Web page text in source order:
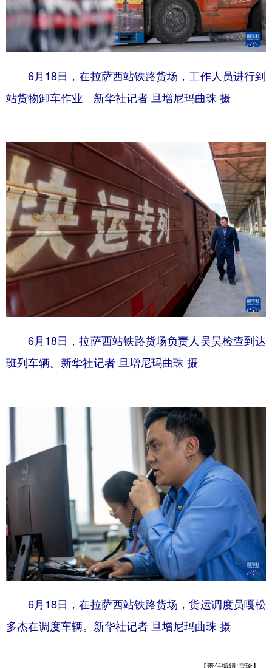
6月18日，在拉萨西站铁路货场，工作人员进行到
站货物卸车作业。新华社记者 旦增尼玛曲珠 摄
6月18日，拉萨西站铁路货场负责人吴昊检查到达
班列车辆。新华社记者 旦增尼玛曲珠 摄
6月18日，在拉萨西站铁路货场，货运调度员嘎松
多杰在调度车辆。新华社记者 旦增尼玛曲珠 摄
【责任编辑:雪珍】